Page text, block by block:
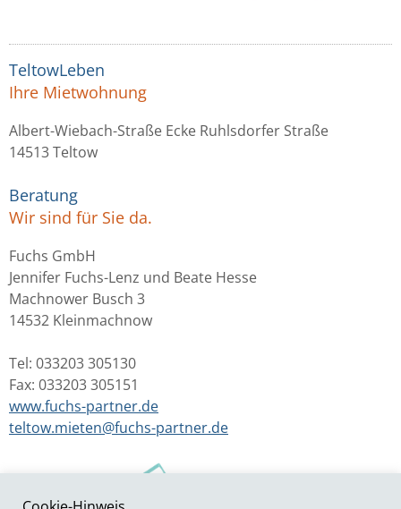
TeltowLeben
Ihre Mietwohnung
Albert-Wiebach-Straße Ecke Ruhlsdorfer Straße
14513 Teltow
Beratung
Wir sind für Sie da.
Fuchs GmbH
Jennifer Fuchs-Lenz und Beate Hesse
Machnower Busch 3
14532 Kleinmachnow
Tel: 033203 305130
Fax: 033203 305151
www.fuchs-partner.de
teltow.mieten@fuchs-partner.de